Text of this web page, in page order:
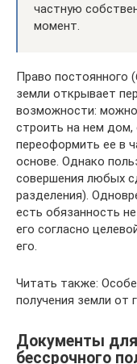
частную
момент.
Право постоянного
земли открывает
возможности: можно
строить на нем дом,
переоформить ее в
основе. Однако
совершения любых
разделения).
есть обязанность
его согласно
его.
Читать также:
получения земли от
Документы
бессрочного